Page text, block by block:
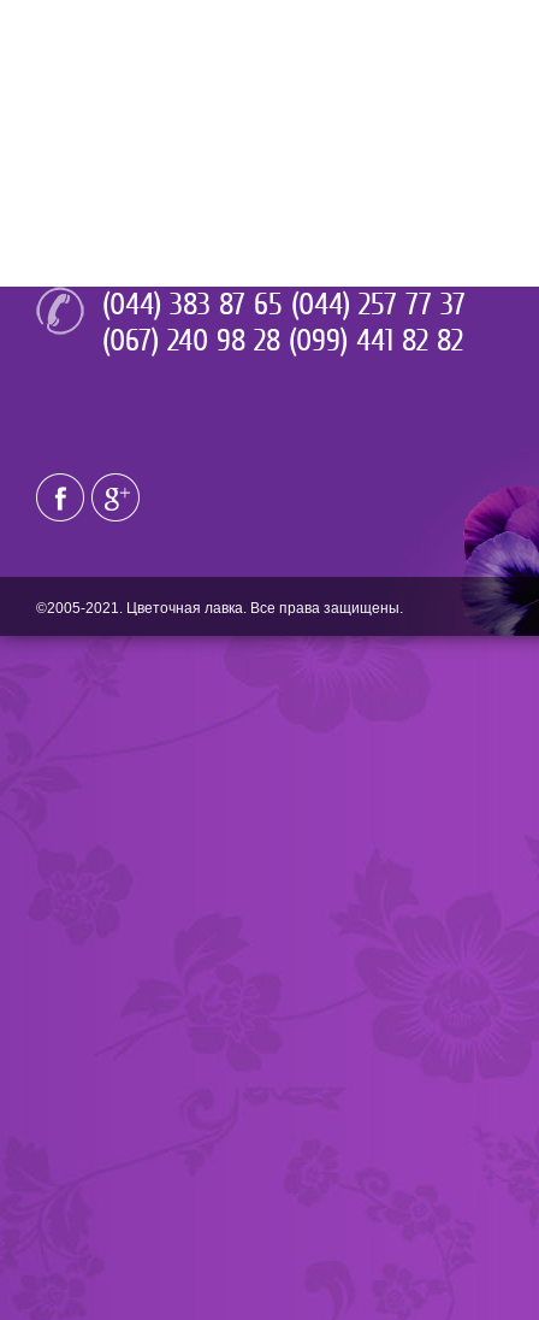
(044) 383 87 65 (044) 257 77 37
(067) 240 98 28 (099) 441 82 82
©2005-2021. Цветочная лавка. Все права защищены.